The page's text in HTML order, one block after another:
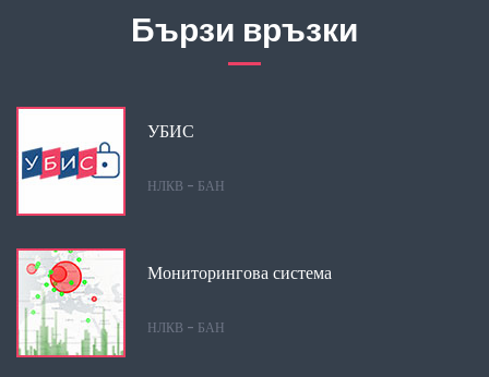
Бързи връзки
УБИС
НЛКВ - БАН
Мониторингова система
НЛКВ - БАН